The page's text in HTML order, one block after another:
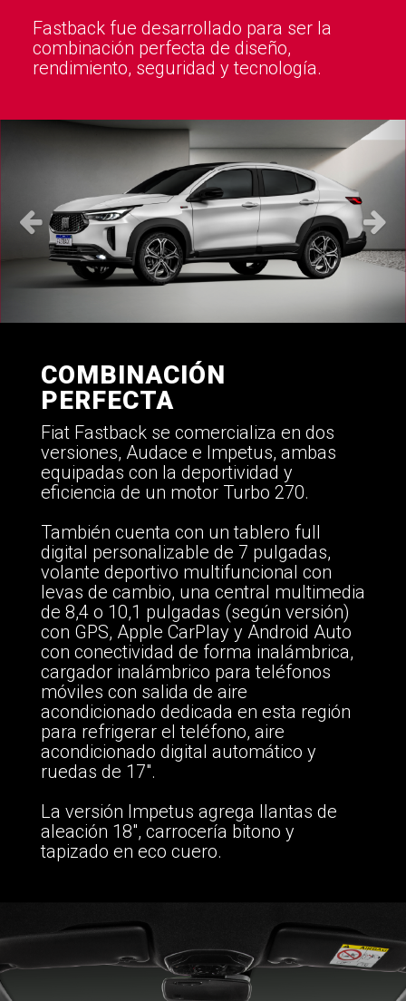
Fastback fue desarrollado para ser la
combinación perfecta de diseño,
rendimiento, seguridad y tecnología.
COMBINACIÓN
PERFECTA
Fiat Fastback se comercializa en dos
versiones, Audace e Impetus, ambas
equipadas con la deportividad y
eficiencia de un motor Turbo 270.
También cuenta con un tablero full
digital personalizable de 7 pulgadas,
volante deportivo multifuncional con
levas de cambio, una central multimedia
de 8,4 o 10,1 pulgadas (según versión)
con GPS, Apple CarPlay y Android Auto
con conectividad de forma inalámbrica,
cargador inalámbrico para teléfonos
móviles con salida de aire
acondicionado dedicada en esta región
para refrigerar el teléfono, aire
acondicionado digital automático y
ruedas de 17".
La versión Impetus agrega llantas de
aleación 18", carrocería bitono y
tapizado en eco cuero.